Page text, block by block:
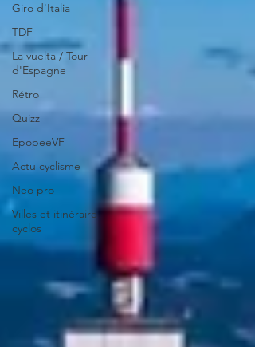
Giro d'Italia
TDF
La vuelta / Tour
d'Espagne
Rétro
Quizz
EpopeeVF
Actu cyclisme
Neo pro
Villes et itinéraire
cyclos